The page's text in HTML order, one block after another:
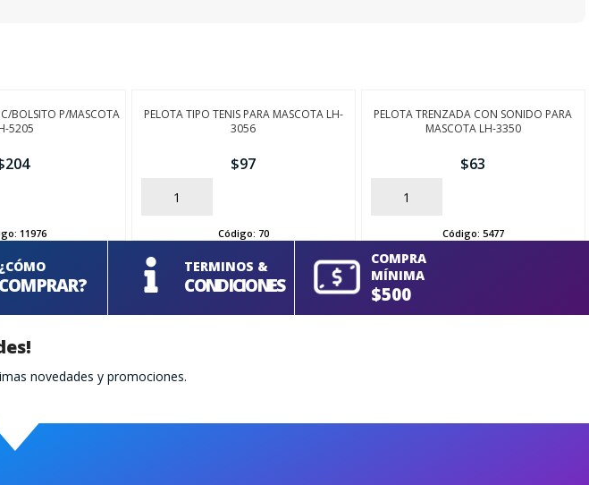
C/BOLSITO P/MASCOTA
5205
204
11976
PELOTA TIPO TENIS PARA MASCOTA LH-
3056
$97
AÑADIR
Código: 70
PELOTA TRENZADA CON SONIDO PARA
MASCOTA LH-3350
$63
AÑADIR
Código: 5477
¿CÓMO
COMPRAR?
TERMINOS &
CONDICIONES
COMPRA
MÍNIMA
$500
novedades y promociones.